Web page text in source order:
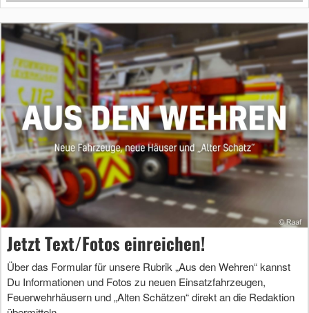
Jetzt Text/Fotos einreichen!
Über das Formular für unsere Rubrik „Aus den Wehren“ kannst
Du Informationen und Fotos zu neuen Einsatzfahrzeugen,
Feuerwehrhäusern und „Alten Schätzen“ direkt an die Redaktion